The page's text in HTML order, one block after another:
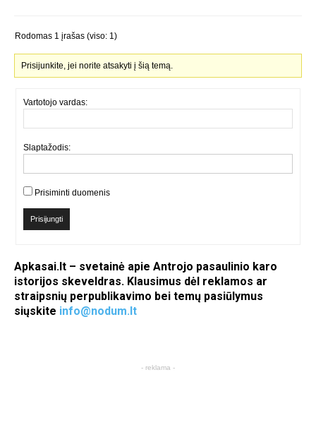
Rodomas 1 įrašas (viso: 1)
Prisijunkite, jei norite atsakyti į šią temą.
Vartotojo vardas:
Slaptažodis:
Prisiminti duomenis
Prisijungti
Apkasai.lt – svetainė apie Antrojo pasaulinio karo
istorijos skeveldras. Klausimus dėl reklamos ar
straipsnių perpublikavimo bei temų pasiūlymus
siųskite info@nodum.lt
- reklama -